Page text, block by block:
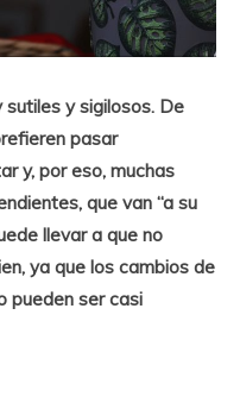
y sigilosos. De
pasar
y, por eso, muchas
que van “a su
llevar a que no
ya que los cambios de
pueden ser casi